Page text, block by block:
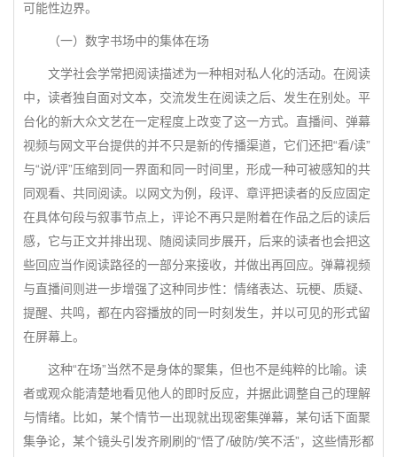
可能性边界。
（一）数字书场中的集体在场
文学社会学常把阅读描述为一种相对私人化的活动。在阅读
中，读者独自面对文本，交流发生在阅读之后、发生在别处。平
台化的新大众文艺在一定程度上改变了这一方式。直播间、弹幕
视频与网文平台提供的并不只是新的传播渠道，它们还把“看/读”
与“说/评”压缩到同一界面和同一时间里，形成一种可被感知的共
同观看、共同阅读。以网文为例，段评、章评把读者的反应固定
在具体句段与叙事节点上，评论不再只是附着在作品之后的读后
感，它与正文并排出现、随阅读同步展开，后来的读者也会把这
些回应当作阅读路径的一部分来接收，并做出再回应。弹幕视频
与直播间则进一步增强了这种同步性：情绪表达、玩梗、质疑、
提醒、共鸣，都在内容播放的同一时刻发生，并以可见的形式留
在屏幕上。
这种“在场”当然不是身体的聚集，但也不是纯粹的比喻。读
者或观众能清楚地看见他人的即时反应，并据此调整自己的理解
与情绪。比如，某个情节一出现就出现密集弹幕，某句话下面聚
集争论，某个镜头引发齐刷刷的“悟了/破防/笑不活”，这些情形都